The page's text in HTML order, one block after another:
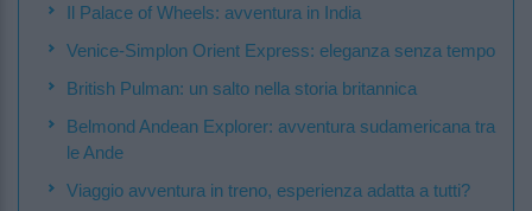
Il Palace of Wheels: avventura in India
Venice-Simplon Orient Express: eleganza senza tempo
British Pulman: un salto nella storia britannica
Belmond Andean Explorer: avventura sudamericana tra
le Ande
Viaggio avventura in treno, esperienza adatta a tutti?